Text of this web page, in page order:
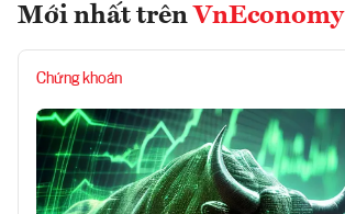
Mới nhất trên VnEconomy
Chứng khoán